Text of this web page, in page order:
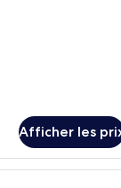
Afficher les